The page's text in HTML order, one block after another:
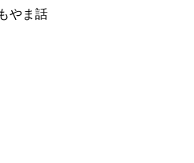
やま話